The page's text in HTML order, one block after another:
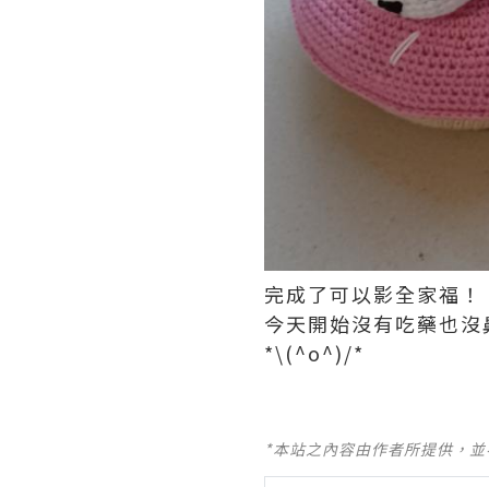
完成了可以影全家福！
今天開始沒有吃藥也
*\(^o^)/*
*本站之內容由作者所提供，